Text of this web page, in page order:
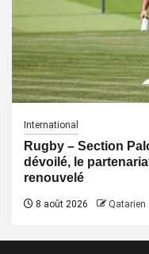
International
Rugby – Section
dévoilé, le
renouvelé
8 août 2026 Qatarien